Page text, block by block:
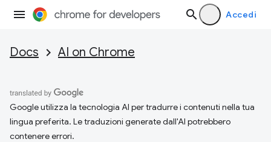
Accedi
Docs AI on Chrome
Google utilizza la tecnologia AI per tradurre i contenuti nella tua
lingua preferita. Le traduzioni generate dall'AI potrebbero
contenere errori.